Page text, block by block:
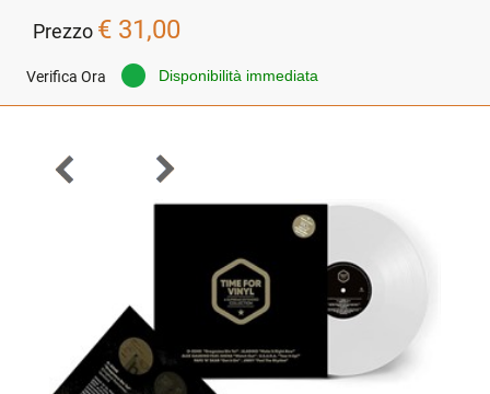
Prezzo € 31,00
Verifica Ora Disponibilità immediata